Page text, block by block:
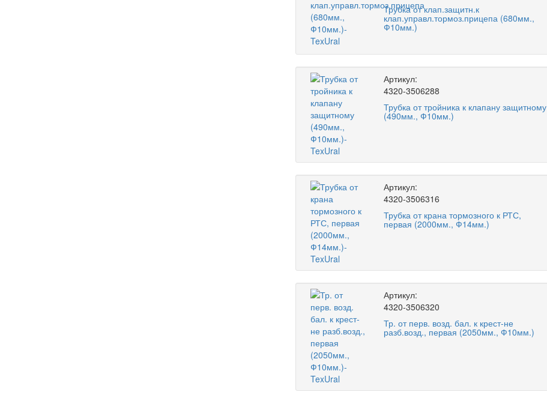
Трубка от клап.защитн.к
клап.управл.тормоз.прицепа (680мм.,
Ф10мм.)
Артикул:
4320-3506288
Трубка от тройника к клапану защитному
(490мм., Ф10мм.)
Артикул:
4320-3506316
Трубка от крана тормозного к РТС,
первая (2000мм., Ф14мм.)
Артикул:
4320-3506320
Тр. от перв. возд. бал. к крест-не
разб.возд., первая (2050мм., Ф10мм.)